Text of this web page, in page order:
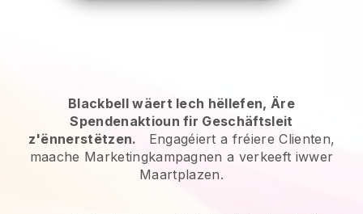
Blackbell wäert Iech hëllefen, Äre
Spendenaktioun fir Geschäftsleit
z'ënnerstëtzen.
Engagéiert a fréiere Clienten,
maache Marketingkampagnen a verkeeft iwwer
Maartplazen.